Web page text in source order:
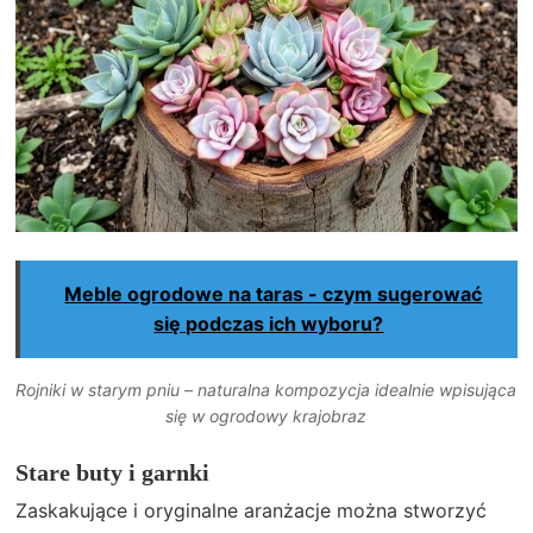
Meble ogrodowe na taras - czym sugerować
się podczas ich wyboru?
Rojniki w starym pniu – naturalna kompozycja idealnie wpisująca
się w ogrodowy krajobraz
Stare buty i garnki
Zaskakujące i oryginalne aranżacje można stworzyć